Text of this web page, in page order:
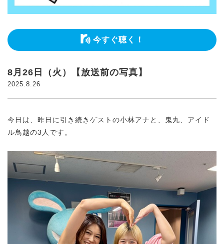
今すぐ聴く！
8月26日（火）【放送前の写真】
2025.8.26
今日は、昨日に引き続きゲストの小林アナと、鬼丸、アイド
ル鳥越の3人です。